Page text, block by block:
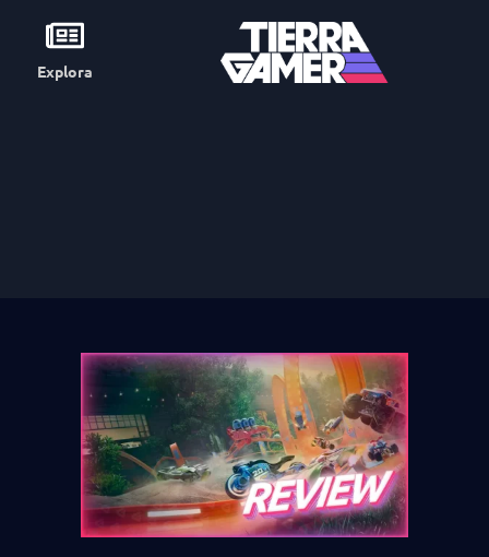
Explora